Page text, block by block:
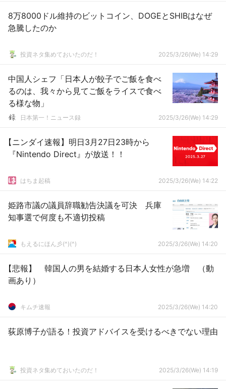
8万8000ドル維持のビットコイン、DOGEとSHIBはなぜ
急騰したのか
投資ネタ集めておいたのだ！ 2025/3/26(We) 14:29
中国人シェフ「日本人が餃子でご飯を食べ
るのは、我々から見てご飯をライスで食べ
る様な物」
日本第一！ニュース録 2025/3/26(We) 14:29
【ニンダイ速報】明日3月27日23時から
『Nintendo Direct』が放送！！
はちま起稿 2025/3/26(We) 14:22
姫路市議の議員辞職勧告決議を可決 兵庫
知事選で何度も不適切投稿
もえるにほん彡(^)(^) 2025/3/26(We) 14:20
【悲報】 韓国人の男を結婚する日本人女性が急増 （動
画あり）
キムチ速報 2025/3/26(We) 14:20
荻原博子が語る！投資アドバイスを受けるべきでない理由
投資ネタ集めておいたのだ！ 2025/3/26(We) 14:19